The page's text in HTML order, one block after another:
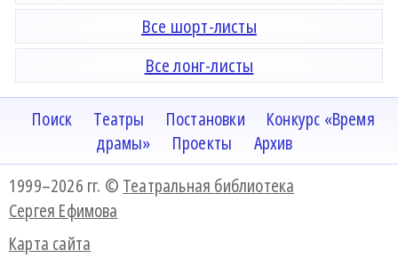
Все шорт-листы
Все лонг-листы
Поиск Театры Постановки
Конкурс «Время
драмы»
Проекты
Архив
1999–2026 гг. © Театральная библиотека
Сергея Ефимова
Карта сайта